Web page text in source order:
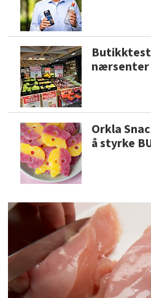
nærsenter
Orkla
å styrke